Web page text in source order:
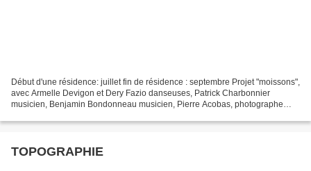
Début d'une résidence: juillet fin de résidence : septembre Projet "moissons",
avec Armelle Devigon et Dery Fazio danseuses, Patrick Charbonnier
musicien, Benjamin Bondonneau musicien, Pierre Acobas, photographe
TOPOGRAPHIE